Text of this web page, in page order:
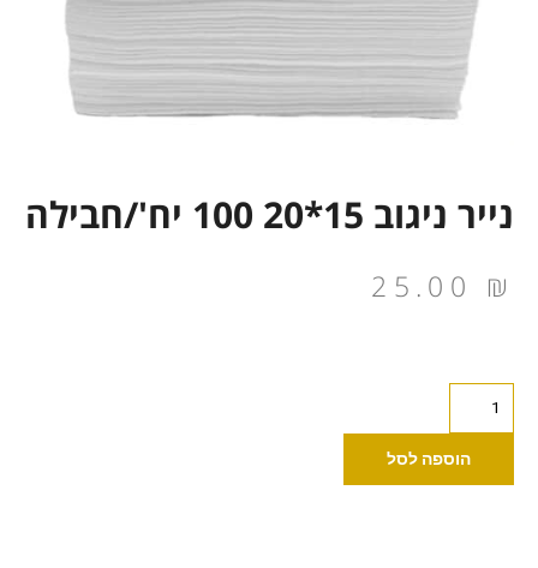
נייר ניגוב 15*20 100 יח'/חבילה
25.00 ₪
ניגוב
הוספה לסל